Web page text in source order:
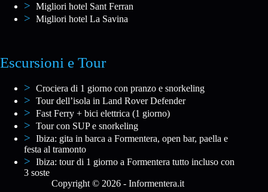
Migliori hotel Sant Ferran
Migliori hotel La Savina
Escursioni e Tour
Crociera di 1 giorno con pranzo e snorkeling
Tour dell’isola in Land Rover Defender
Fast Ferry + bici elettrica (1 giorno)
Tour con SUP e snorkeling
Ibiza: gita in barca a Formentera, open bar, paella e
festa al tramonto
Ibiza: tour di 1 giorno a Formentera tutto incluso con
3 soste
Copyright © 2026 - Informentera.it